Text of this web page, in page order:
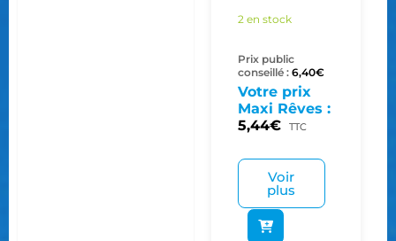
2 en stock
Prix public
conseillé : 6,40€
Votre prix
Maxi Rêves :
5,44€ TTC
Voir
plus